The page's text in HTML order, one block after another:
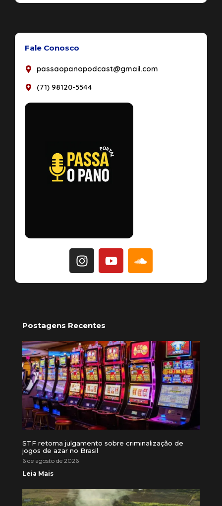
Fale Conosco
passaopanopodcast@gmail.com
(71) 98120-5544
Postagens Recentes
STF retoma julgamento sobre criminalização de
jogos de azar no Brasil
6 de agosto de 2026
Leia Mais